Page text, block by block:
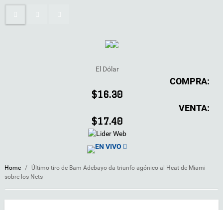
El Dólar
COMPRA:
$16.30
VENTA:
$17.40
EN VIVO
Home /
Último tiro de Bam Adebayo da triunfo agónico al Heat de Miami
sobre los Nets